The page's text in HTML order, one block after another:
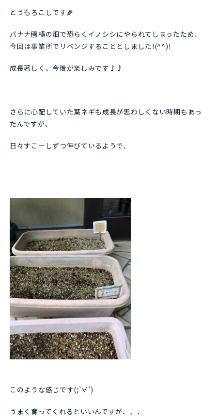
とうもろこしです🌽
バナナ園横の畑で恐らくイノシシにやられてしまったため、
今回は事業所でリベンジすることとしました!(^^)!
成長著しく、今後が楽しみです♪♪
さらに心配していた葉ネギも成長が思わしくない時期もあっ
たんですが、
日々すこーしずつ伸びているようで、
このような感じです(;’∀’)
うまく育ってくれるといいんですが、、、